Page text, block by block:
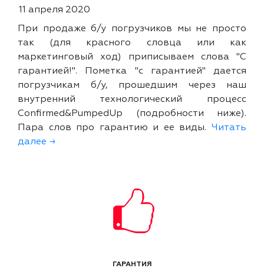
11 апреля 2020
При продаже б/у погрузчиков мы не просто
так (для красного словца или как
маркетинговый ход) приписываем слова "С
гарантией!". Пометка "с гарантией" дается
погрузчикам б/у, прошедшим через наш
внутренний технологический процесс
Confirmed&PumpedUp (подробности ниже).
Пара слов про гарантию и ее виды. Читать
далее →
ГАРАНТИЯ